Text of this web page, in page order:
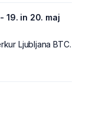
- 19. in 20. maj
Ljubljana BTC.